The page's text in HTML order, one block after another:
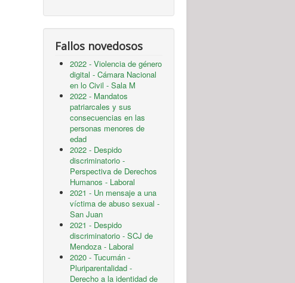
Fallos novedosos
2022 - Violencia de género
digital - Cámara Nacional
en lo Civil - Sala M
2022 - Mandatos
patriarcales y sus
consecuencias en las
personas menores de
edad
2022 - Despido
discriminatorio -
Perspectiva de Derechos
Humanos - Laboral
2021 - Un mensaje a una
víctima de abuso sexual -
San Juan
2021 - Despido
discriminatorio - SCJ de
Mendoza - Laboral
2020 - Tucumán -
Pluriparentalidad -
Derecho a la identidad de